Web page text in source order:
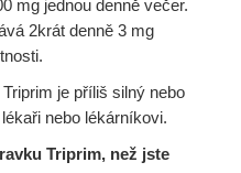
mg jednou denně večer.
2krát denně 3 mg
je příliš silný nebo
nebo lékárníkovi.
Triprim, než jste